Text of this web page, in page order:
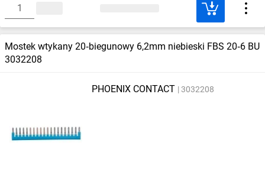
Mostek wtykany 20‑biegunowy 6,2mm niebieski FBS 20‑6 BU
3032208
PHOENIX CONTACT 3032208